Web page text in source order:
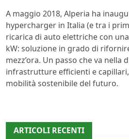
A maggio 2018, Alperia ha
hypercharger in Italia (e tra i
ricarica di auto elettriche con
kW: soluzione in grado di
mezz’ora. Un passo che va nella
infrastrutture efficienti e
mobilità sostenibile del futuro.
ARTICOLI RECENTI